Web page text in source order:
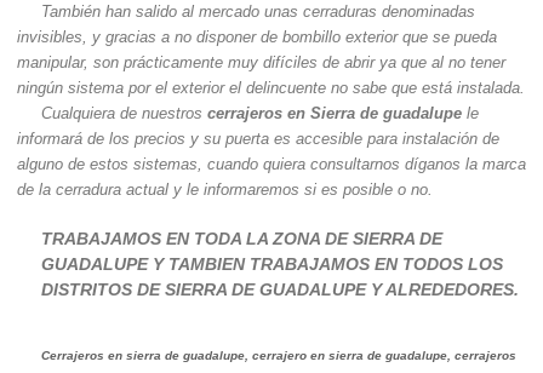
También han salido al mercado unas cerraduras denominadas
invisibles, y gracias a no disponer de bombillo exterior que se pueda
manipular, son prácticamente muy difíciles de abrir ya que al no tener
ningún sistema por el exterior el delincuente no sabe que está instalada.
Cualquiera de nuestros cerrajeros en Sierra de guadalupe le
informará de los precios y su puerta es accesible para instalación de
alguno de estos sistemas, cuando quiera consultarnos díganos la marca
de la cerradura actual y le informaremos si es posible o no.
TRABAJAMOS EN TODA LA ZONA DE SIERRA DE
GUADALUPE Y TAMBIEN TRABAJAMOS EN TODOS LOS
DISTRITOS DE SIERRA DE GUADALUPE Y ALREDEDORES.
Cerrajeros en sierra de guadalupe, cerrajero en sierra de guadalupe, cerrajeros